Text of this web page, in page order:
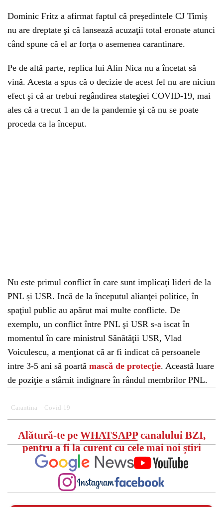
Dominic Fritz a afirmat faptul că președintele CJ Timiș
nu are dreptate şi că lansează acuzaţii total eronate atunci
când spune că el ar forța o asemenea carantinare.
Pe de altă parte, replica lui Alin Nica nu a încetat să
vină. Acesta a spus că o decizie de acest fel nu are niciun
efect şi că ar trebui regândirea stategiei COVID-19, mai
ales că a trecut 1 an de la pandemie şi că nu se poate
proceda ca la început.
Nu este primul conflict în care sunt implicaţi lideri de la
PNL și USR. Incă de la începutul alianţei politice, în
spaţiul public au apărut mai multe conflicte. De
exemplu, un conflict între PNL şi USR s-a iscat în
momentul în care ministrul Sănătăţii USR, Vlad
Voiculescu, a menţionat că ar fi indicat că persoanele
intre 3-5 ani să poartă mască de protecţie. Această luare
de poziţie a stârnit indignare în rândul membrilor PNL.
Carantina Covid-19
Alătură-te pe WHATSAPPcanalului BZI,
pentru a fi la curent cu cele mai noi știri